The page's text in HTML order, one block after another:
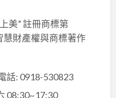
美” 註冊商標第
財產權與商標著作
話: 0918-530823
08:30~17:30